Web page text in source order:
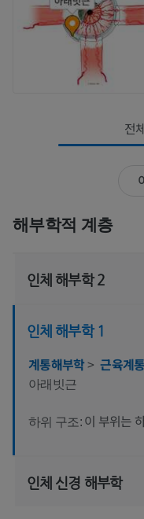
전
해부학적 계층
인체 해부학 2
인체 해부학 1
계통해부학> 근육계통
아래빗근
하위 구조: 이 부위는
인체 신경 해부학